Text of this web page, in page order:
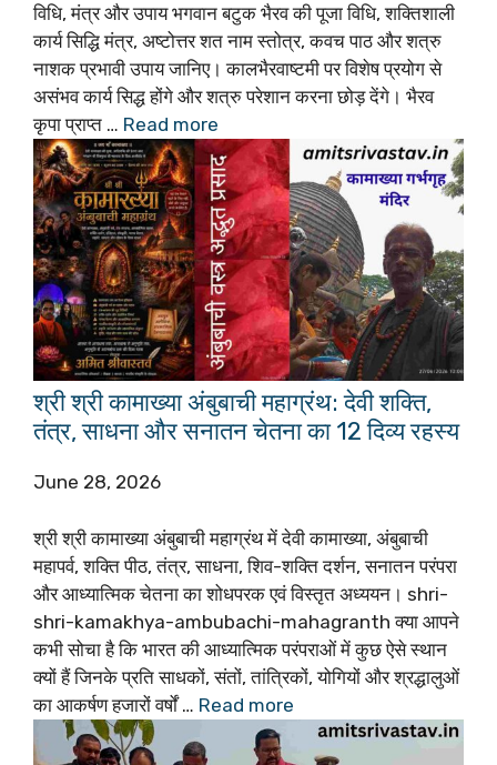
विधि, मंत्र और उपाय भगवान बटुक भैरव की पूजा विधि, शक्तिशाली
कार्य सिद्धि मंत्र, अष्टोत्तर शत नाम स्तोत्र, कवच पाठ और शत्रु
नाशक प्रभावी उपाय जानिए। कालभैरवाष्टमी पर विशेष प्रयोग से
असंभव कार्य सिद्ध होंगे और शत्रु परेशान करना छोड़ देंगे। भैरव
कृपा प्राप्त … Read more
श्री श्री कामाख्या अंबुबाची महाग्रंथ: देवी शक्ति,
तंत्र, साधना और सनातन चेतना का 12 दिव्य रहस्य
June 28, 2026
श्री श्री कामाख्या अंबुबाची महाग्रंथ में देवी कामाख्या, अंबुबाची
महापर्व, शक्ति पीठ, तंत्र, साधना, शिव-शक्ति दर्शन, सनातन परंपरा
और आध्यात्मिक चेतना का शोधपरक एवं विस्तृत अध्ययन। shri-
shri-kamakhya-ambubachi-mahagranth क्या आपने
कभी सोचा है कि भारत की आध्यात्मिक परंपराओं में कुछ ऐसे स्थान
क्यों हैं जिनके प्रति साधकों, संतों, तांत्रिकों, योगियों और श्रद्धालुओं
का आकर्षण हजारों वर्षों … Read more